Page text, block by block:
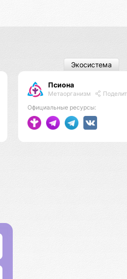
Псиона
Метаорганизм
Официальные ресурсы:
Экосистема